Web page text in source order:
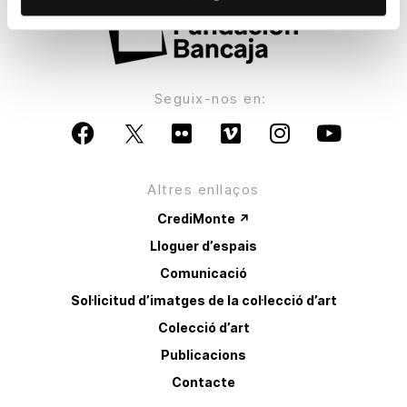
Seguix-nos en:
Altres enllaços
CrediMonte ↗
Lloguer d’espais
Comunicació
Sol·licitud d’imatges de la col·lecció d’art
Colecció d’art
Publicacions
Contacte